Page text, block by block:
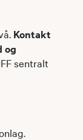
Kontakt
og
sentralt